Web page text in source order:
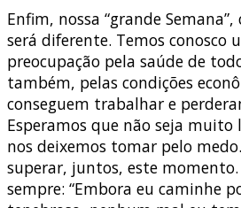
Enfim, nossa “grande
será diferente. Temos conosco
preocupação pela saúde de
também, pelas condições
conseguem trabalhar e
Esperamos que não seja muito
nos deixemos tomar pelo
superar, juntos, este momento.
sempre: “Embora eu caminhe